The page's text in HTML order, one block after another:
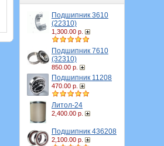
Подшипник 3610
(22310)
1,300.00 р.
Подшипник 7610
(32310)
850.00 р.
Подшипник 11208
470.00 р.
Литол-24
2,400.00 р.
Подшипник 436208
2,100.00 р.